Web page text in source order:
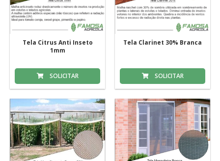
Tela Citrus Anti Inseto
1mm
SOLICITAR
Tela Clarinet 30% Branca
SOLICITAR